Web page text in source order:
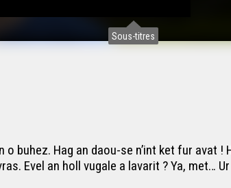
Sous-titres
buhez. Hag an daou-se n’int ket fur avat
Evel an holl vugale a lavarit ? Ya, met…